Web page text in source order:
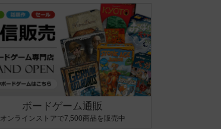
ボードゲーム通販
オンラインストアで7,500商品を販売中